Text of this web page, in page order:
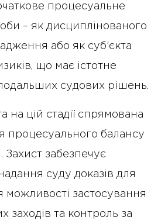
процесуальне
– як дисциплінованого
або як суб’єкта
що має істотне
судових рішень.
на цій стадії спрямована
процесуального балансу
Захист забезпечує
суду доказів для
можливості застосування
заходів та контроль за